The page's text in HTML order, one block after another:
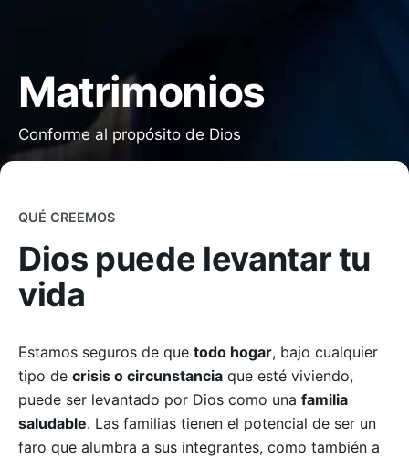
Matrimonios
Conforme al propósito de Dios
QUÉ CREEMOS
Dios puede levantar tu
vida
Estamos seguros de que todo hogar, bajo cualquier
tipo de crisis o circunstancia que esté viviendo,
puede ser levantado por Dios como una familia
saludable. Las familias tienen el potencial de ser un
faro que alumbra a sus integrantes, como también a